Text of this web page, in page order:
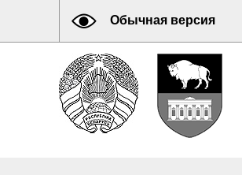
Обычная версия